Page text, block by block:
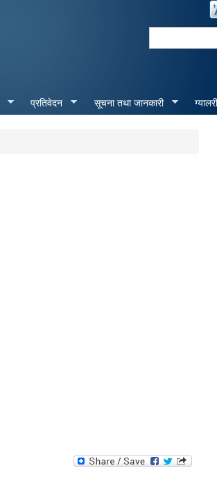
Search
प्रतिवेदन सूचना तथा जानकारी ग्यालरी